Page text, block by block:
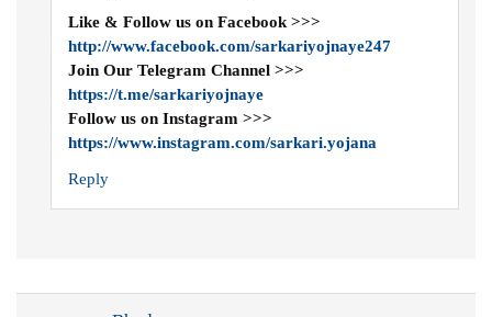
Like & Follow us on Facebook >>>
http://www.facebook.com/sarkariyojnaye247
Join Our Telegram Channel >>>
https://t.me/sarkariyojnaye
Follow us on Instagram >>>
https://www.instagram.com/sarkari.yojana
Reply